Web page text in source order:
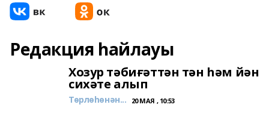
Редакция һайлауы
Хозур тәбиғәттән тән һәм йән
сихәте алып
Төрлөһөнән... 20 МАЯ , 10:53